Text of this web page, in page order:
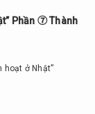
Phần ⑦ Thành
hoạt ở Nhật”